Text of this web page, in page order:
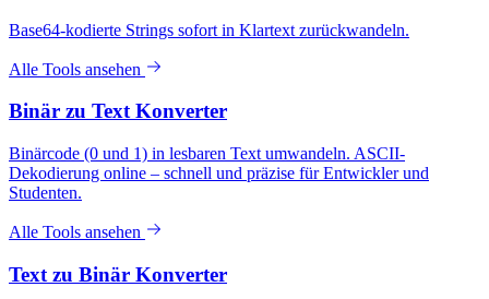
Base64-kodierte Strings sofort in Klartext zurückwandeln.
Alle Tools ansehen
Binär zu Text Konverter
Binärcode (0 und 1) in lesbaren Text umwandeln. ASCII-
Dekodierung online – schnell und präzise für Entwickler und
Studenten.
Alle Tools ansehen
Text zu Binär Konverter